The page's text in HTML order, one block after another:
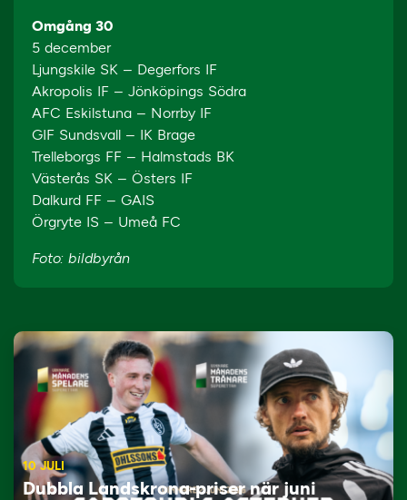
Omgång 30
5 december
Ljungskile SK – Degerfors IF
Akropolis IF – Jönköpings Södra
AFC Eskilstuna – Norrby IF
GIF Sundsvall – IK Brage
Trelleborgs FF – Halmstads BK
Västerås SK – Östers IF
Dalkurd FF – GAIS
Örgryte IS – Umeå FC
Foto: bildbyrån
10 JULI
Dubbla Landskrona-priser när juni